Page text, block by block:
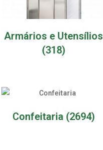
Armários e Utensílios
(318)
Confeitaria (2694)